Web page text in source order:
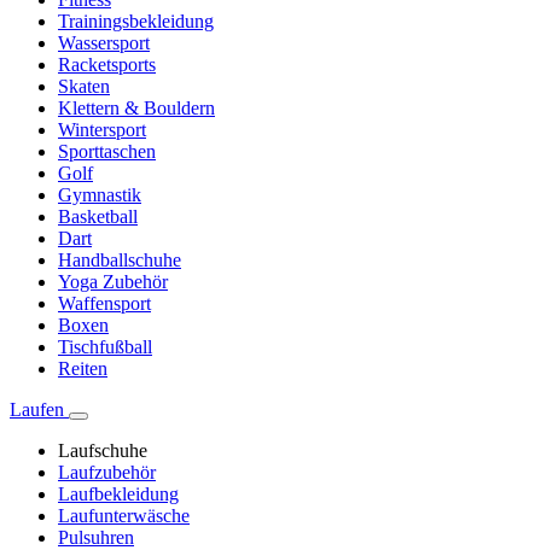
Trainingsbekleidung
Wassersport
Racketsports
Skaten
Klettern & Bouldern
Wintersport
Sporttaschen
Golf
Gymnastik
Basketball
Dart
Handballschuhe
Yoga Zubehör
Waffensport
Boxen
Tischfußball
Reiten
Laufen
Laufschuhe
Laufzubehör
Laufbekleidung
Laufunterwäsche
Pulsuhren